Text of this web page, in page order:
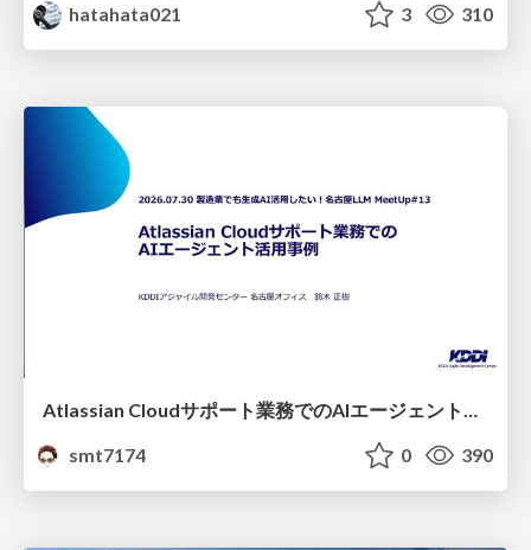
hatahata021
3 310
Atlassian Cloudサポート業務でのAIエージェント活用事例
smt7174
0 390